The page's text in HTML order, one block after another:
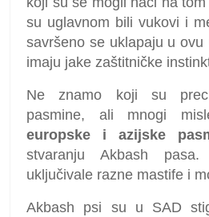
su uglavnom bili vukovi i
savršeno se uklapaju u
imaju jake zaštitničke
Ne znamo koji su
pasmine, ali mnogi
europske i azijske
stvaranju Akbash
uključivale razne mastife i
Akbash psi su u SAD